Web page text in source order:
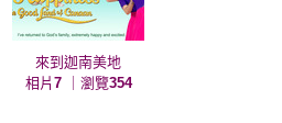
來到迦南美地
相片 7｜瀏覽354